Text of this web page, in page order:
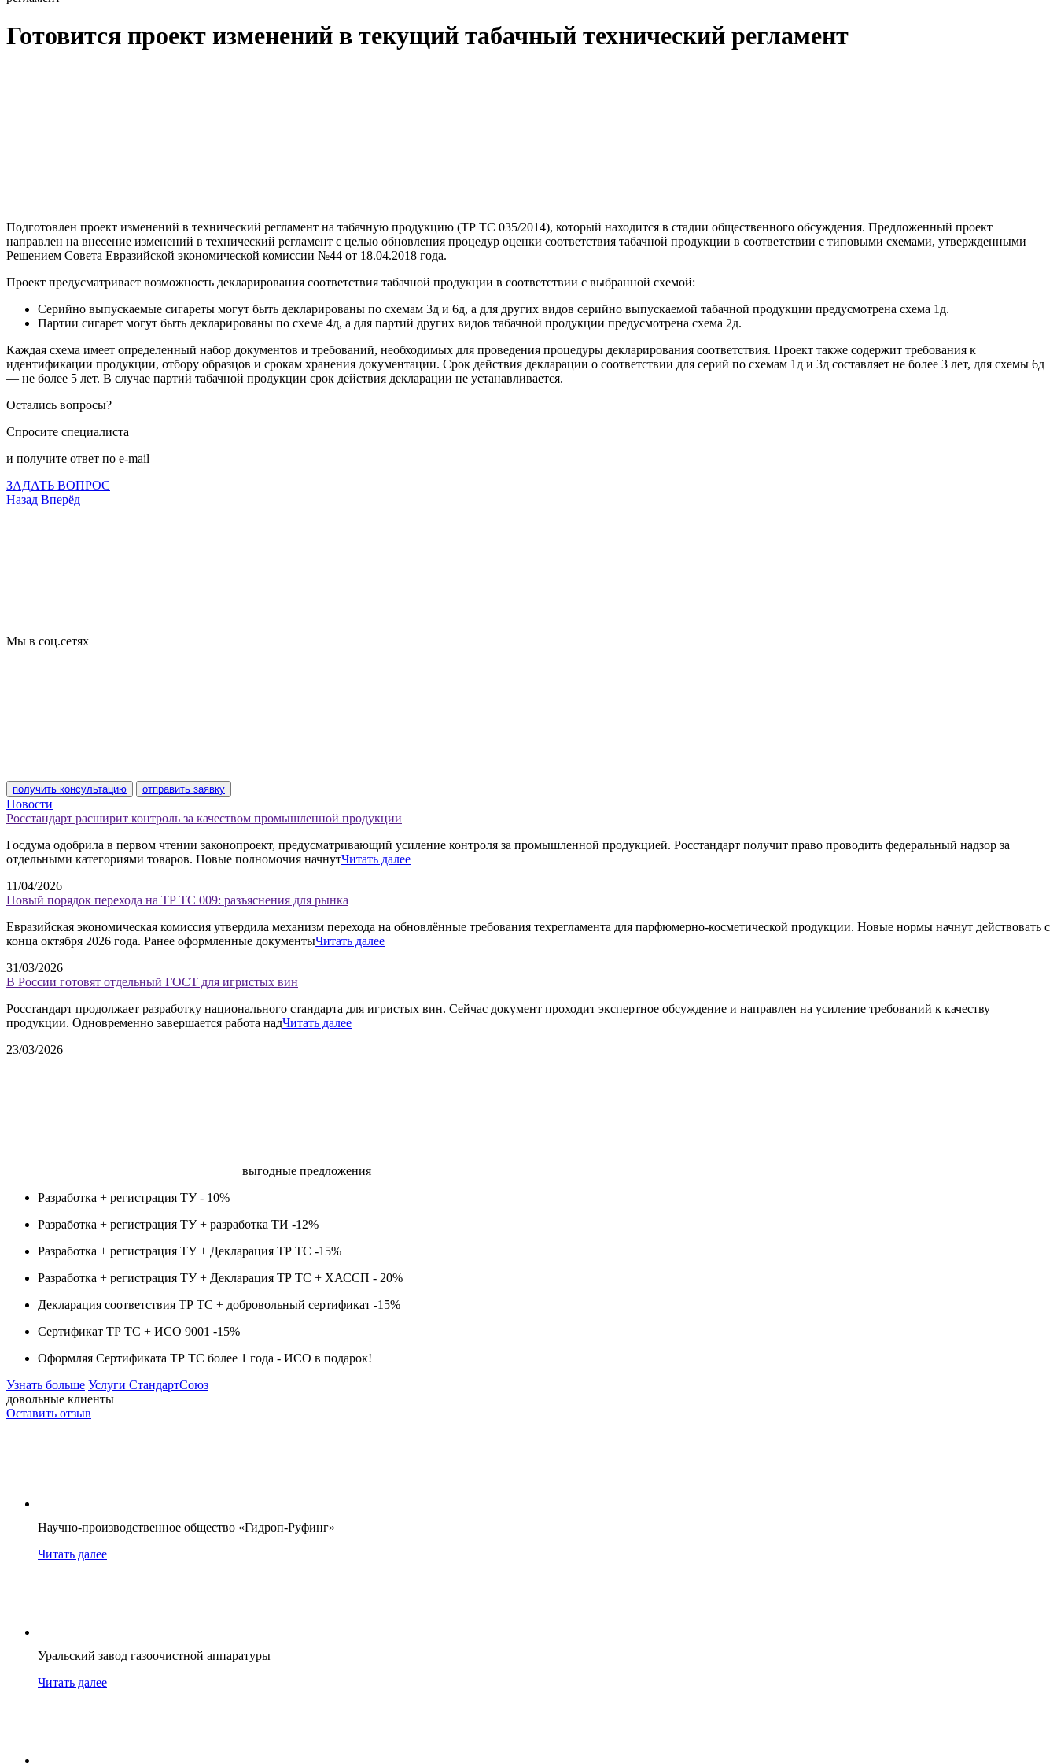
Готовится проект изменений в текущий табачный технический регламент
Подготовлен проект изменений в технический регламент на табачную продукцию (ТР ТС 035/2014), который находится в стадии общественного обсуждения. Предложенный проект
направлен на внесение изменений в технический регламент с целью обновления процедур оценки соответствия табачной продукции в соответствии с типовыми схемами, утвержденными
Решением Совета Евразийской экономической комиссии №44 от 18.04.2018 года.
Проект предусматривает возможность декларирования соответствия табачной продукции в соответствии с выбранной схемой:
Серийно выпускаемые сигареты могут быть декларированы по схемам 3д и 6д, а для других видов серийно выпускаемой табачной продукции предусмотрена схема 1д.
Партии сигарет могут быть декларированы по схеме 4д, а для партий других видов табачной продукции предусмотрена схема 2д.
Каждая схема имеет определенный набор документов и требований, необходимых для проведения процедуры декларирования соответствия. Проект также содержит требования к
идентификации продукции, отбору образцов и срокам хранения документации. Срок действия декларации о соответствии для серий по схемам 1д и 3д составляет не более 3 лет, для схемы 6д
— не более 5 лет. В случае партий табачной продукции срок действия декларации не устанавливается.
Остались вопросы?
Спросите специалиста
и получите ответ по e-mail
ЗАДАТЬ ВОПРОС
Назад Вперёд
Мы в соц.сетях
получить консультацию отправить заявку
Новости
Росстандарт расширит контроль за качеством промышленной продукции
Госдума одобрила в первом чтении законопроект, предусматривающий усиление контроля за промышленной продукцией. Росстандарт получит право проводить федеральный надзор за
отдельными категориями товаров. Новые полномочия начнутЧитать далее
11/04/2026
Новый порядок перехода на ТР ТС 009: разъяснения для рынка
Евразийская экономическая комиссия утвердила механизм перехода на обновлённые требования техрегламента для парфюмерно-косметической продукции. Новые нормы начнут действовать с
конца октября 2026 года. Ранее оформленные документыЧитать далее
31/03/2026
В России готовят отдельный ГОСТ для игристых вин
Росстандарт продолжает разработку национального стандарта для игристых вин. Сейчас документ проходит экспертное обсуждение и направлен на усиление требований к качеству
продукции. Одновременно завершается работа надЧитать далее
23/03/2026
выгодные предложения
Разработка + регистрация ТУ - 10%
Разработка + регистрация ТУ + разработка ТИ -12%
Разработка + регистрация ТУ + Декларация ТР ТС -15%
Разработка + регистрация ТУ + Декларация ТР ТС + ХАССП - 20%
Декларация соответствия ТР ТС + добровольный сертификат -15%
Сертификат ТР ТС + ИСО 9001 -15%
Оформляя Сертификата ТР ТС более 1 года - ИСО в подарок!
Узнать больше Услуги СтандартСоюз
довольные клиенты
Оставить отзыв
Научно-производственное общество «Гидроп-Руфинг»
Читать далее
Уральский завод газоочистной аппаратуры
Читать далее